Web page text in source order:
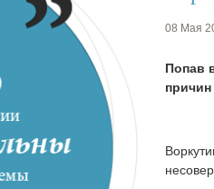
08 Мая
Попав
причин